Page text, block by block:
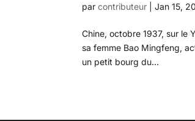
parcontributeur |Jan 15,
Chine, octobre 1937, sur le
sa femme Bao Mingfeng,
un petit bourg du...